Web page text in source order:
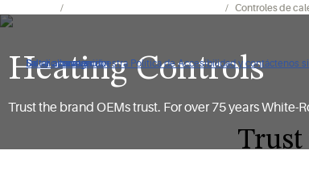
De clic para ver nuestra Política de Accesibilidad y contáctenos
Saltar a navegación
Saltar al contenido
Saltar a buscar
Controles de
Heating Controls
Trust the brand OEMs trust. For over 75 years
Trust